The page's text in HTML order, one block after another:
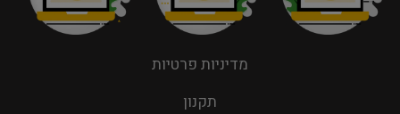
מדיניות פרטיות
תקנון